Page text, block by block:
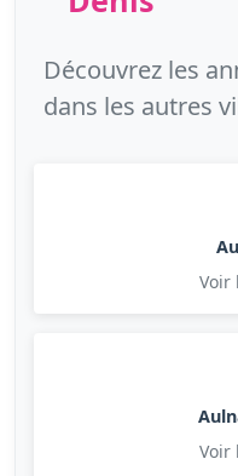
Découvrez les
dans les autres
Voir
Voir